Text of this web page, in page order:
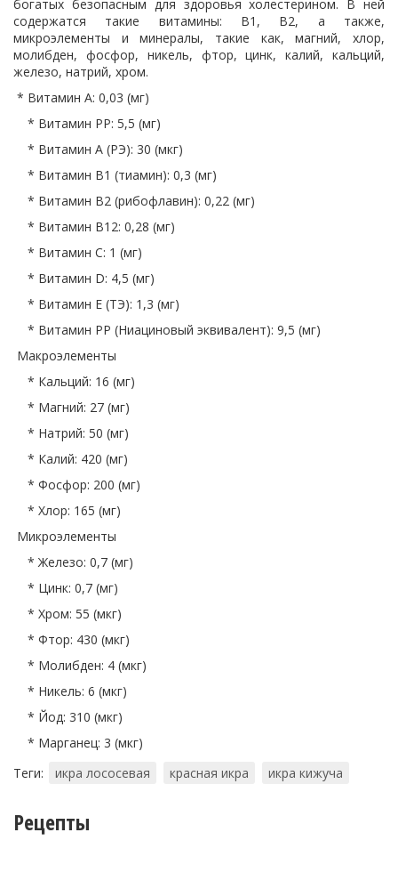
богатых безопасным для здоровья холестерином. В ней
содержатся такие витамины: В1, В2, а также,
микроэлементы и минералы, такие как, магний, хлор,
молибден, фосфор, никель, фтор, цинк, калий, кальций,
железо, натрий, хром.
* Витамин A: 0,03 (мг)
* Витамин PP: 5,5 (мг)
* Витамин A (РЭ): 30 (мкг)
* Витамин B1 (тиамин): 0,3 (мг)
* Витамин B2 (рибофлавин): 0,22 (мг)
* Витамин В12: 0,28 (мг)
* Витамин C: 1 (мг)
* Витамин D: 4,5 (мг)
* Витамин E (ТЭ): 1,3 (мг)
* Витамин PP (Ниациновый эквивалент): 9,5 (мг)
Макроэлементы
* Кальций: 16 (мг)
* Магний: 27 (мг)
* Натрий: 50 (мг)
* Калий: 420 (мг)
* Фосфор: 200 (мг)
* Хлор: 165 (мг)
Микроэлементы
* Железо: 0,7 (мг)
* Цинк: 0,7 (мг)
* Хром: 55 (мкг)
* Фтор: 430 (мкг)
* Молибден: 4 (мкг)
* Никель: 6 (мкг)
* Йод: 310 (мкг)
* Марганец: 3 (мкг)
Теги:
икра лососевая красная икра икра кижуча
Рецепты